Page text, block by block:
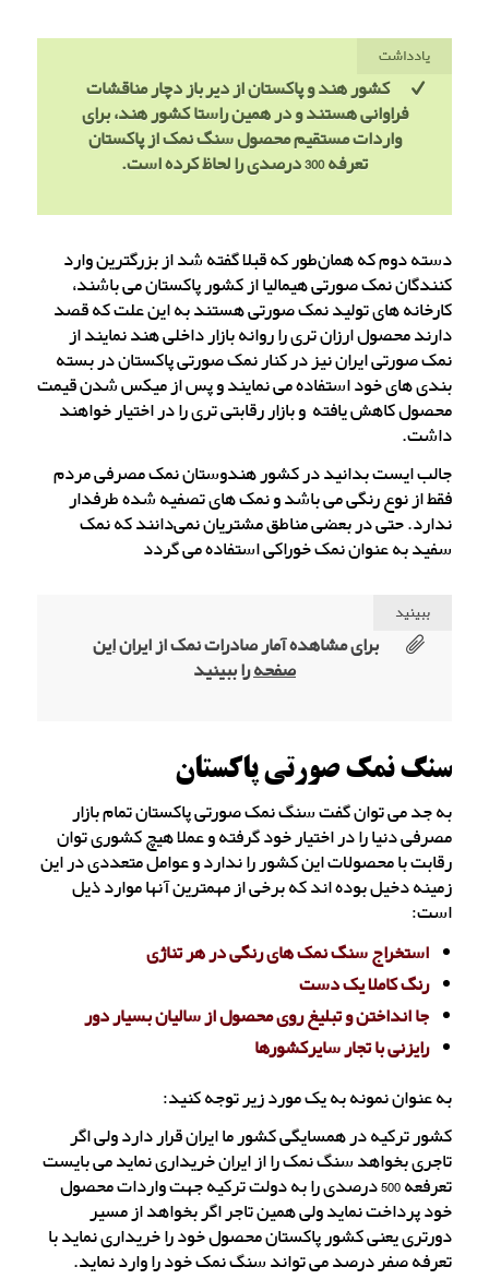
یادداشت
کشور هند و پاکستان از دیرباز دچار مناقشات
فراوانی هستند و در همین راستا کشور هند، برای
واردات مستقیم محصول سنگ نمک از پاکستان
تعرفه 300 درصدی را لحاظ کرده است.
دسته دوم که همان‌طور که قبلا گفته شد از بزرگترین وارد
کنندگان نمک صورتی هیمالیا از کشور پاکستان می باشند،
کارخانه های تولید نمک صورتی هستند به این علت که قصد
دارند محصول ارزان تری را روانه بازار داخلی هند نمایند از
نمک صورتی ایران نیز در کنار نمک صورتی پاکستان در بسته
بندی های خود استفاده می نمایند و پس از میکس شدن قیمت
محصول کاهش یافته و بازار رقابتی تری را در اختیار خواهند
داشت.
جالب ایست بدانید در کشور هندوستان نمک مصرفی مردم
فقط از نوع رنگی می باشد و نمک های تصفیه شده طرفدار
ندارد. حتی در بعضی مناطق مشتریان نمی‌دانند که نمک
سفید به عنوان نمک خوراکی استفاده می گردد
ببینید
برای مشاهده آمار صادرات نمک از ایراناین
صفحهرا ببینید
سنگ نمک صورتی پاکستان
به جد می توان گفت سنگ نمک صورتی پاکستان تمام بازار
مصرفی دنیا را در اختیار خود گرفته و عملا هیچ کشوری توان
رقابت با محصولات این کشور را ندارد و عوامل متعددی در این
زمینه دخیل بوده اند که برخی از مهمترین آنها موارد ذیل
است:
استخراج سنگ نمک های رنگی در هر تناژی
رنگ کاملا یک دست
جا انداختن و تبلیغ روی محصول از سالیان بسیار دور
رایزنی با تجار سایرکشورها
به عنوان نمونه به یک مورد زیر توجه کنید:
کشور ترکیه در همسایگی کشور ما ایران قرار دارد ولی اگر
تاجری بخواهد سنگ نمک را از ایران خریداری نماید می بایست
تعرفعه 500 درصدی را به دولت ترکیه جهت واردات محصول
خود پرداخت نماید ولی همین تاجر اگر بخواهد از مسیر
دورتری یعنی کشور پاکستان محصول خود را خریداری نماید با
تعرفه صفر درصد می تواند سنگ نمک خود را وارد نماید.